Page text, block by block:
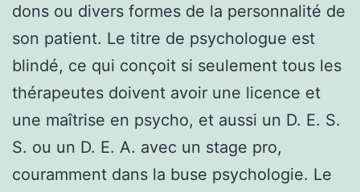
dons ou divers formes de la personnalité de
son patient. Le titre de psychologue est
blindé, ce qui conçoit si seulement tous les
thérapeutes doivent avoir une licence et
une maîtrise en psycho, et aussi un D. E. S.
S. ou un D. E. A. avec un stage pro,
couramment dans la buse psychologie. Le